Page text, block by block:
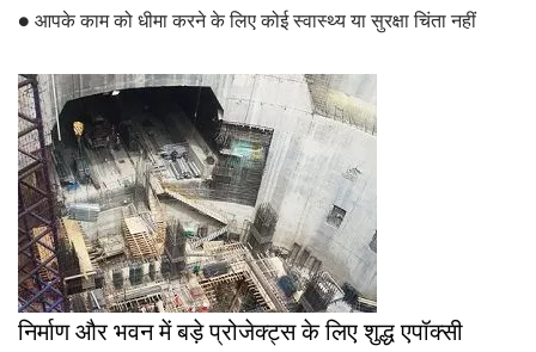
● आपके काम को धीमा करने के लिए कोई स्वास्थ्य या सुरक्षा चिंता नहीं
निर्माण और भवन में बड़े प्रोजेक्ट्स के लिए शुद्ध एपॉक्सी